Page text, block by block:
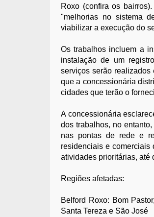
Roxo (confira os
"melhorias no sistema
viabilizar a execução do
Os trabalhos incluem a
instalação de um
serviços serão realizados
que a concessionária
cidades que terão o
A concessionária
dos trabalhos, no
nas pontas de rede e
residenciais e comerciais
atividades prioritárias, até
Regiões afetadas:
Belford Roxo: Bom
Santa Tereza e São José